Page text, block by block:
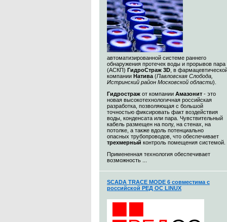
автоматизированной системе раннего
обнаружения протечек воды и прорывов пара
(АСКП) ГидроСтраж 3D , в
компании Натива (Павловская Слобода,
Истринский район Московской области).
Гидростраж от компании Амазонит - это
новая высокотехнологичная российская
разработка, позволяющая с большой
точностью фиксировать факт воздействия
воды, конденсата или пара. Чувствительный
кабель размещен на полу, на стенах, на
потолке, а также вдоль потенциально
опасных трубопроводов, что обеспечивает
трехмерный контроль помещения системой.
Примененная технология обеспечивает
возможность ...
SCADA TRACE MODE 6 совместима с
российской РЕД ОС LINUX